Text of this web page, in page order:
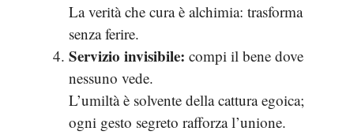
La verità che cura è alchimia: trasforma
senza ferire.
Servizio invisibile: compi il bene dove
nessuno vede.
L’umiltà è solvente della cattura egoica;
ogni gesto segreto rafforza l’unione.